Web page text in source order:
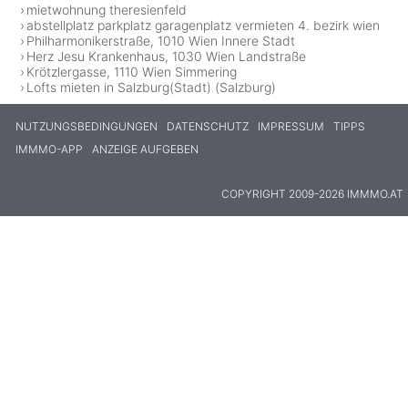
mietwohnung theresienfeld
abstellplatz parkplatz garagenplatz vermieten 4. bezirk wien
Philharmonikerstraße, 1010 Wien Innere Stadt
Herz Jesu Krankenhaus, 1030 Wien Landstraße
Krötzlergasse, 1110 Wien Simmering
Lofts mieten in Salzburg(Stadt) (Salzburg)
NUTZUNGSBEDINGUNGEN DATENSCHUTZ IMPRESSUM
TIPPS
IMMMO-APP
ANZEIGE AUFGEBEN
COPYRIGHT 2009-2026 IMMMO.AT